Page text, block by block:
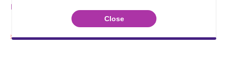
当該ファンドは、運用報告書のみ公開しております。
Close